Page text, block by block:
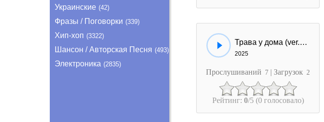
Украинские (42)
Фразы / Поговорки (339)
Хип-хоп (3322)
Шансон / Авторская Песня (493)
Электроника (2835)
Трава у дома (ver.2 Remix)
2025
Прослушиваний 7 | Загрузок 2
Рейтинг: 0/5 (0 голосовало)